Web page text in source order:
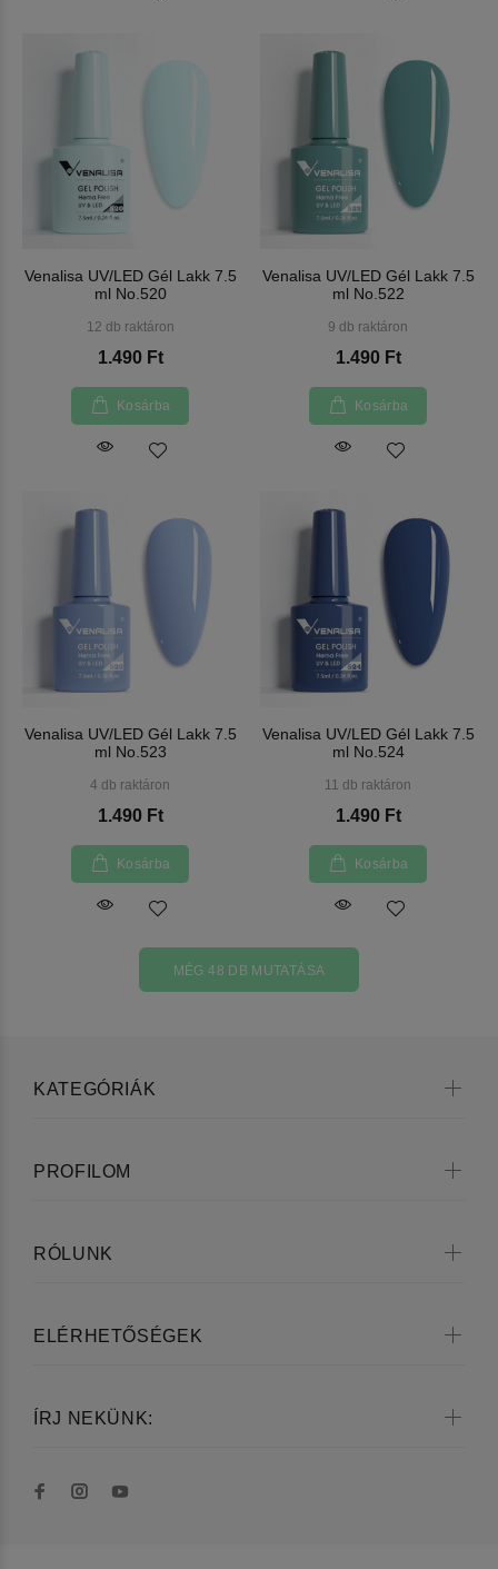
Venalisa UV/LED Gél Lakk 7.5
ml No.520
12 db raktáron
1.490 Ft
Kosárba
Venalisa UV/LED Gél Lakk 7.5
ml No.522
9 db raktáron
1.490 Ft
Kosárba
Venalisa UV/LED Gél Lakk 7.5
ml No.523
4 db raktáron
1.490 Ft
Kosárba
Venalisa UV/LED Gél Lakk 7.5
ml No.524
11 db raktáron
1.490 Ft
Kosárba
MÉG 48 DB MUTATÁSA
KATEGÓRIÁK
PROFILOM
RÓLUNK
ELÉRHETŐSÉGEK
ÍRJ NEKÜNK: